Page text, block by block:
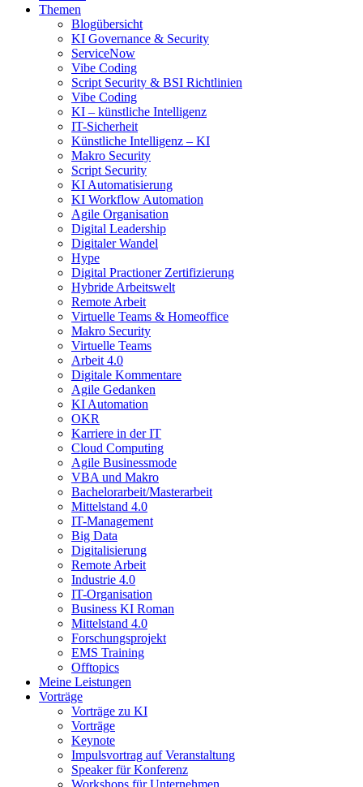
Themen
Blogübersicht
KI Governance & Security
ServiceNow
Vibe Coding
Script Security & BSI Richtlinien
Vibe Coding
KI – künstliche Intelligenz
IT-Sicherheit
Künstliche Intelligenz – KI
Makro Security
Script Security
KI Automatisierung
KI Workflow Automation
Agile Organisation
Digital Leadership
Digitaler Wandel
Hype
Digital Practioner Zertifizierung
Hybride Arbeitswelt
Remote Arbeit
Virtuelle Teams & Homeoffice
Makro Security
Virtuelle Teams
Arbeit 4.0
Digitale Kommentare
Agile Gedanken
KI Automation
OKR
Karriere in der IT
Cloud Computing
Agile Businessmode
VBA und Makro
Bachelorarbeit/Masterarbeit
Mittelstand 4.0
IT-Management
Big Data
Digitalisierung
Remote Arbeit
Industrie 4.0
IT-Organisation
Business KI Roman
Mittelstand 4.0
Forschungsprojekt
EMS Training
Offtopics
Meine Leistungen
Vorträge
Vorträge zu KI
Vorträge
Keynote
Impulsvortrag auf Veranstaltung
Speaker für Konferenz
Workshops für Unternehmen